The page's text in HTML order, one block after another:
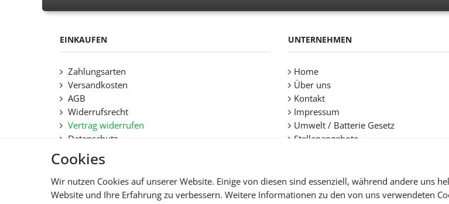
Cookies
Wir nutzen Cookies auf unserer Website. Einige von diesen sind essenziell, während andere uns
Website und Ihre Erfahrung zu verbessern. Weitere Informationen zu den von uns verwendeten
EINKAUFEN
Zahlungsarten
Versandkosten
AGB
Widerrufsrecht
Vertrag widerrufen
Datenschutz
Hilfe
Lieferfristen und Lieferbeschränkung
UNTERNEHMEN
Home
Über uns
Kontakt
Impressum
Umwelt / Batterie Gesetz
Stellenangebote
Alle Preise inkl. gesetzl. Mehwersteuer zzgl.Versandkosten ,